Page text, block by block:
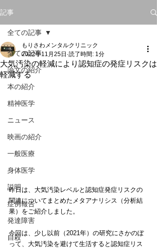
記事
全ての記事
論文の紹介
本の紹介
精神医学
ニュース
映画の紹介
一般医療
身体医学
説明
症例報告
発達障害
自殺
全ての記事
大気汚染の軽減により認知症の発症リスクは
軽減する
もりさわメンタルクリニック
2022年11月25日 読了時間: 1分
昨日は、大気汚染レベルと認知症発症リスクの
関連についてまとめたメタアナリシス（分析結
果）をご紹介しました。
今回は、少し以前（2021年）の研究にさかのぼ
って、大気汚染を避けて生活すると認知症リス